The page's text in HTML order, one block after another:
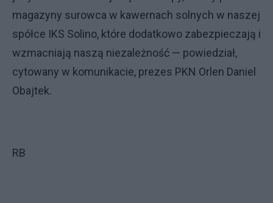
magazyny surowca w kawernach solnych w naszej
spółce IKS Solino, które dodatkowo zabezpieczają i
wzmacniają naszą niezależność — powiedział,
cytowany w komunikacie, prezes PKN Orlen Daniel
Obajtek.
RB